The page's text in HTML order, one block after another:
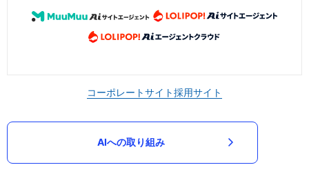
コーポレートサイト採用サイト
AIへの取り組み